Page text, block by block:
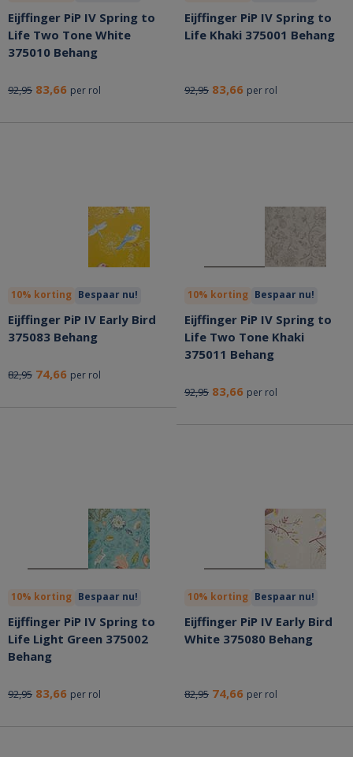
Eijffinger PiP IV Spring to
Life Two Tone White
375010 Behang
92,95 83,66 per rol
Eijffinger PiP IV Spring to
Life Khaki 375001 Behang
92,95 83,66 per rol
10% korting Bespaar nu!
Eijffinger PiP IV Early Bird
375083 Behang
82,95 74,66 per rol
10% korting Bespaar nu!
Eijffinger PiP IV Spring to
Life Two Tone Khaki
375011 Behang
92,95 83,66 per rol
10% korting Bespaar nu!
Eijffinger PiP IV Spring to
Life Light Green 375002
Behang
92,95 83,66 per rol
10% korting Bespaar nu!
Eijffinger PiP IV Early Bird
White 375080 Behang
82,95 74,66 per rol